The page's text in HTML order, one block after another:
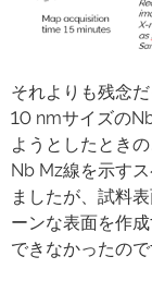
それよりも残念
10 nmサイズの
ようとしたとき
Nb Mz線を示す
ましたが、試料
ーンな表面を作
できなかったので